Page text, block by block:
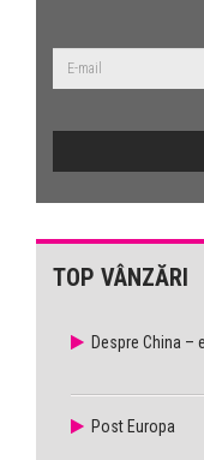
TOP VÂNZĂRI
Despre China –
Post Europa